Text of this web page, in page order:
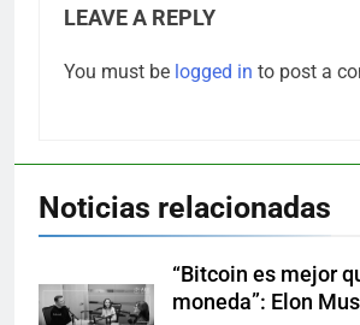
LEAVE A REPLY
You must be logged in to post a
Noticias relacionadas
“Bitcoin es mejor
moneda”: Elon